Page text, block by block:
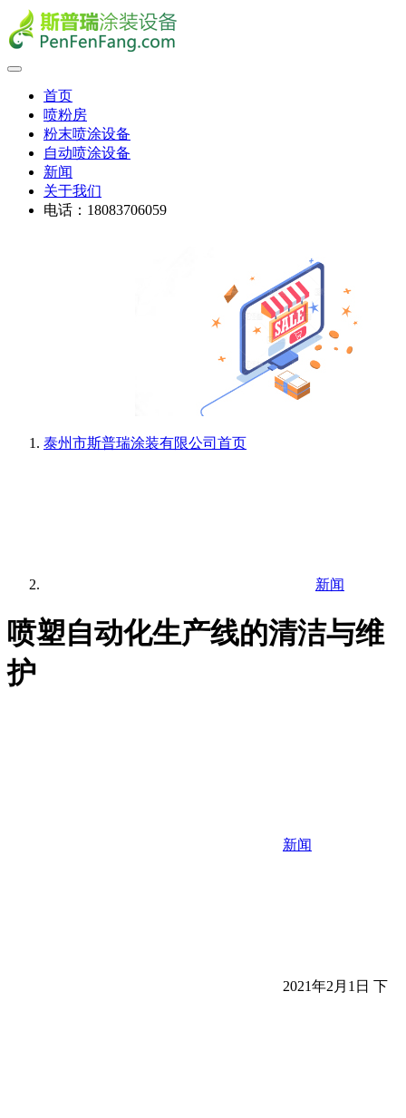
首页
喷粉房
粉末喷涂设备
自动喷涂设备
新闻
关于我们
电话：18083706059
泰州市斯普瑞涂装有限公司 首页
新闻
喷塑自动化生产线的清洁与维
护
新闻
2021年2月1日 下